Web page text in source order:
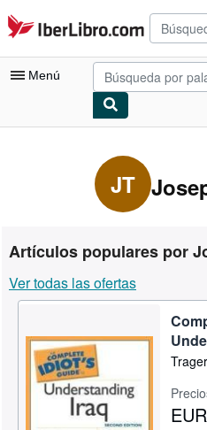
Pasar al contenido principal
IberLibro.com
Menú
Consultar mis pedidos
Búsqueda avanzada
Libros antiguos
Arte y coleccionismo
Comenzar a vender
Ayuda
JT
Artículos populares por
Ver todas las ofertas